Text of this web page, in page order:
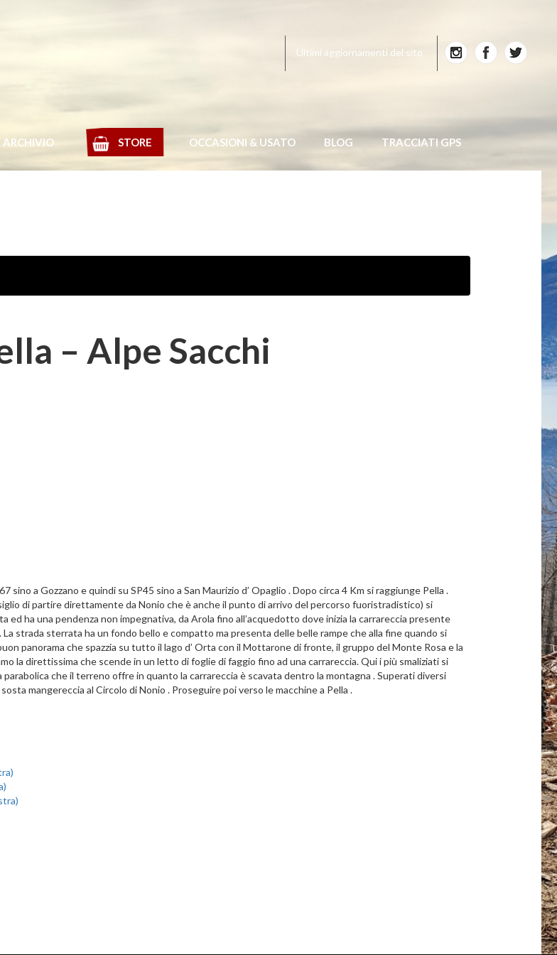
Ultimi aggiornamenti del sito
ARCHIVIO STORE OCCASIONI & USATO BLOG TRACCIATI GPS
– Alpe Sacchi
a Gozzano e quindi su SP45 sino a San Maurizio d’ Opaglio . Dopo circa 4 Km si raggiunge Pella .
di partire direttamente da Nonio che è anche il punto di arrivo del percorso fuoristradistico) si
ha una pendenza non impegnativa, da Arola fino all’acquedotto dove inizia la carrareccia presente
strada sterrata ha un fondo bello e compatto ma presenta delle belle rampe che alla fine quando si
panorama che spazzia su tutto il lago d’ Orta con il Mottarone di fronte, il gruppo del Monte Rosa e la
la direttissima che scende in un letto di foglie di faggio fino ad una carrareccia. Qui i più smaliziati si
che il terreno offre in quanto la carrareccia è scavata dentro la montagna . Superati diversi
mangereccia al Circolo di Nonio . Proseguire poi verso le macchine a Pella .